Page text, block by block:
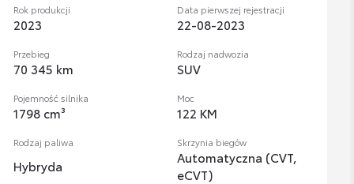
Rok produkcji
2023
Data pierwszej rejestracji
22-08-2023
Przebieg
70 345 km
Rodzaj nadwozia
SUV
Pojemność silnika
1798 cm³
Moc
122 KM
Rodzaj paliwa
Hybryda
Skrzynia biegów
Automatyczna (CVT,
eCVT)